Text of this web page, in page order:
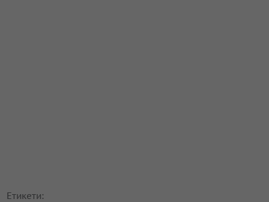
Етикети: